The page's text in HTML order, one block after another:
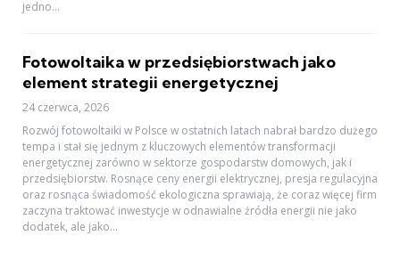
jedno...
Fotowoltaika w przedsiębiorstwach jako
element strategii energetycznej
24 czerwca, 2026
Rozwój fotowoltaiki w Polsce w ostatnich latach nabrał bardzo dużego
tempa i stał się jednym z kluczowych elementów transformacji
energetycznej zarówno w sektorze gospodarstw domowych, jak i
przedsiębiorstw. Rosnące ceny energii elektrycznej, presja regulacyjna
oraz rosnąca świadomość ekologiczna sprawiają, że coraz więcej firm
zaczyna traktować inwestycje w odnawialne źródła energii nie jako
dodatek, ale jako...